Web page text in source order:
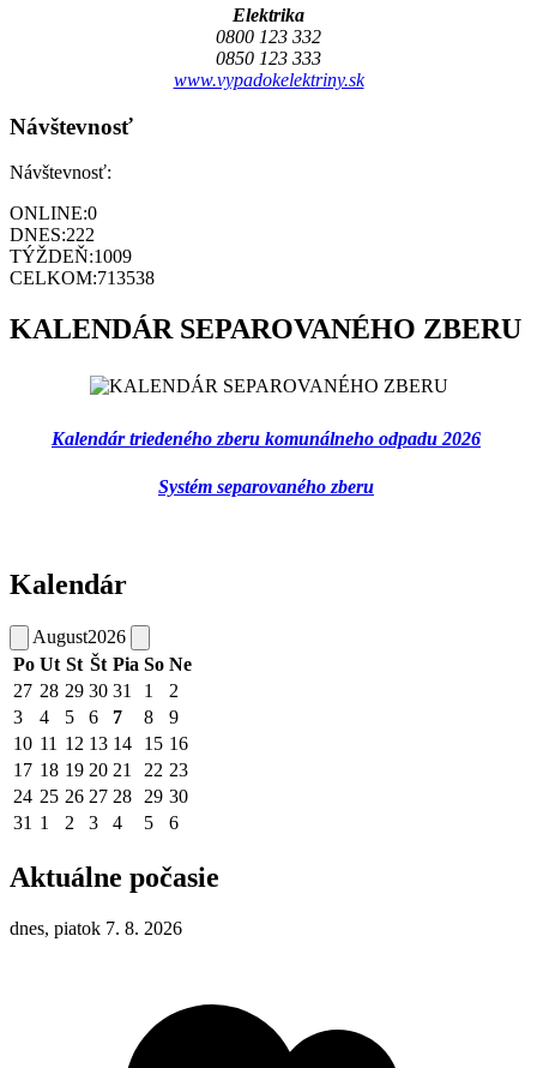
Elektrika
0800 123 332
0850 123 333
www.vypadokelektriny.sk
Návštevnosť
Návštevnosť:
ONLINE:0
DNES:222
TÝŽDEŇ:1009
CELKOM:713538
KALENDÁR SEPAROVANÉHO ZBERU
Kalendár triedeného zberu komunálneho odpadu 2026
Systém separovaného zberu
Kalendár
August2026
Po Ut St Št Pia So Ne
27 28 29 30 31 1
2
3
4 5 6 7 8
9
10 11 12 13 14 15 16
17 18 19 20 21 22 23
24 25 26 27 28 29 30
31 1 2 3 4 5 6
Aktuálne počasie
dnes, piatok 7. 8. 2026